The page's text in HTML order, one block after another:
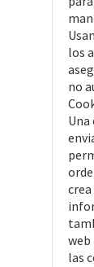
los
no
Una
web
las